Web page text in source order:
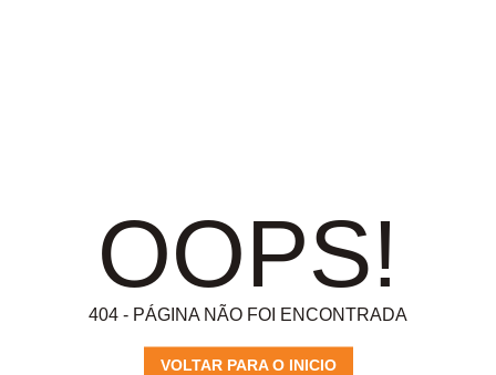
OOPS!
404 - PÁGINA NÃO FOI ENCONTRADA
VOLTAR PARA O INICIO